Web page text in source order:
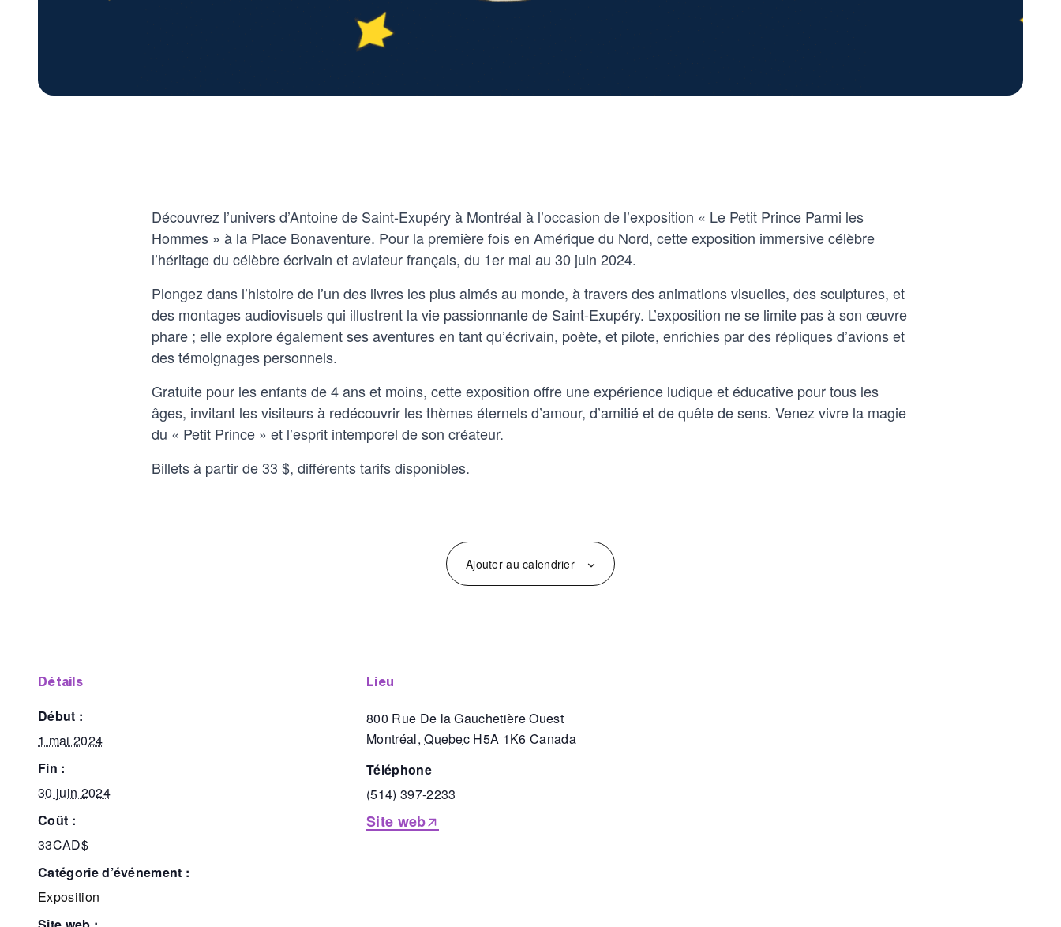
Découvrez l’univers d’Antoine de Saint-Exupéry à Montréal à l’occasion de l’exposition « Le Petit Prince Parmi les
Hommes » à la Place Bonaventure. Pour la première fois en Amérique du Nord, cette exposition immersive célèbre
l’héritage du célèbre écrivain et aviateur français, du 1er mai au 30 juin 2024.
Plongez dans l’histoire de l’un des livres les plus aimés au monde, à travers des animations visuelles, des sculptures, et
des montages audiovisuels qui illustrent la vie passionnante de Saint-Exupéry. L’exposition ne se limite pas à son œuvre
phare ; elle explore également ses aventures en tant qu’écrivain, poète, et pilote, enrichies par des répliques d’avions et
des témoignages personnels.
Gratuite pour les enfants de 4 ans et moins, cette exposition offre une expérience ludique et éducative pour tous les
âges, invitant les visiteurs à redécouvrir les thèmes éternels d’amour, d’amitié et de quête de sens. Venez vivre la magie
du « Petit Prince » et l’esprit intemporel de son créateur.
Billets à partir de 33 $, différents tarifs disponibles.
Ajouter au calendrier
détails
début :
1 mai 2024
fin :
30 juin 2024
coût :
33CAD$
catégorie d’événement :
Exposition
lieu
800 Rue De la Gauchetière Ouest
Montréal, Quebec H5A 1K6 Canada
téléphone
(514) 397-2233
Site web